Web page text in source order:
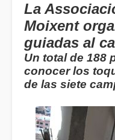
La
Moixent
guiadas al
Un total de 188
conocer los
de las siete